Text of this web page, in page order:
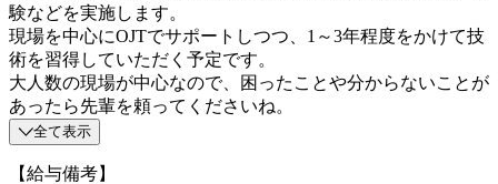
験などを実施します。
現場を中心にOJTでサポートしつつ、1～3年程度をかけて技
術を習得していただく予定です。
大人数の現場が中心なので、困ったことや分からないことが
あったら先輩を頼ってくださいね。
全て表示
【給与備考】